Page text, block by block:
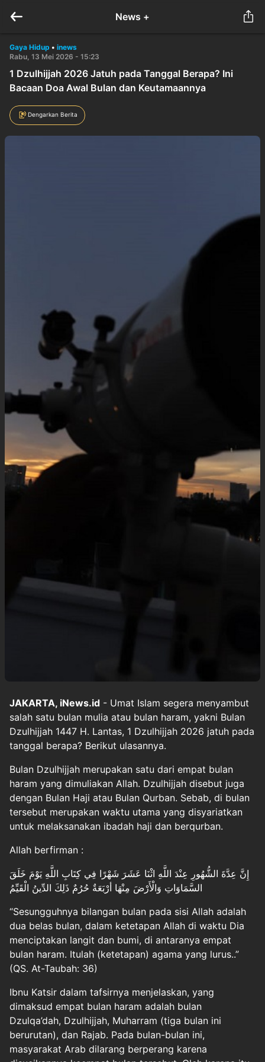
News +
Gaya Hidup • inews
Rabu, 13 Mei 2026 - 15:23
1 Dzulhijjah 2026 Jatuh pada Tanggal Berapa? Ini
Bacaan Doa Awal Bulan dan Keutamaannya
Dengarkan Berita
JAKARTA, iNews.id - Umat Islam segera menyambut
salah satu bulan mulia atau bulan haram, yakni Bulan
Dzulhijjah 1447 H. Lantas, 1 Dzulhijjah 2026 jatuh pada
tanggal berapa? Berikut ulasannya.
Bulan Dzulhijjah merupakan satu dari empat bulan
haram yang dimuliakan Allah. Dzulhijjah disebut juga
dengan Bulan Haji atau Bulan Qurban. Sebab, di bulan
tersebut merupakan waktu utama yang disyariatkan
untuk melaksanakan ibadah haji dan berqurban.
Allah berfirman :
إِنَّ عِدَّةَ الشُّهُورِ عِنْدَ اللَّهِ اثْنَا عَشَرَ شَهْرًا فِي كِتَابِ اللَّهِ يَوْمَ خَلَقَ
السَّمَاوَاتِ وَالْأَرْضَ مِنْهَا أرْبَعَةٌ حُرُمٌ ذَلِكَ الدِّينُ الْقَيِّمُ
“Sesungguhnya bilangan bulan pada sisi Allah adalah
dua belas bulan, dalam ketetapan Allah di waktu Dia
menciptakan langit dan bumi, di antaranya empat
bulan haram. Itulah (ketetapan) agama yang lurus..”
(QS. At-Taubah: 36)
Ibnu Katsir dalam tafsirnya menjelaskan, yang
dimaksud empat bulan haram adalah bulan
Dzulqa’dah, Dzulhijjah, Muharram (tiga bulan ini
berurutan), dan Rajab. Pada bulan-bulan ini,
masyarakat Arab dilarang berperang karena